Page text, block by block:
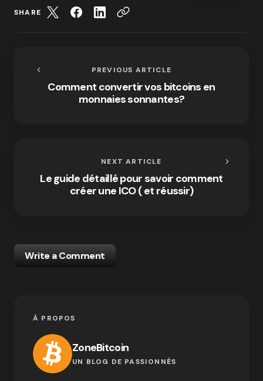
SHARE
PREVIOUS ARTICLE
Comment convertir vos bitcoins en
monnaies sonnantes?
NEXT ARTICLE
Le guide détaillé pour savoir comment
créer une ICO ( et réussir)
Write a Comment
À PROPOS
ZoneBitcoin
UN BLOG DE PASSIONNÉS